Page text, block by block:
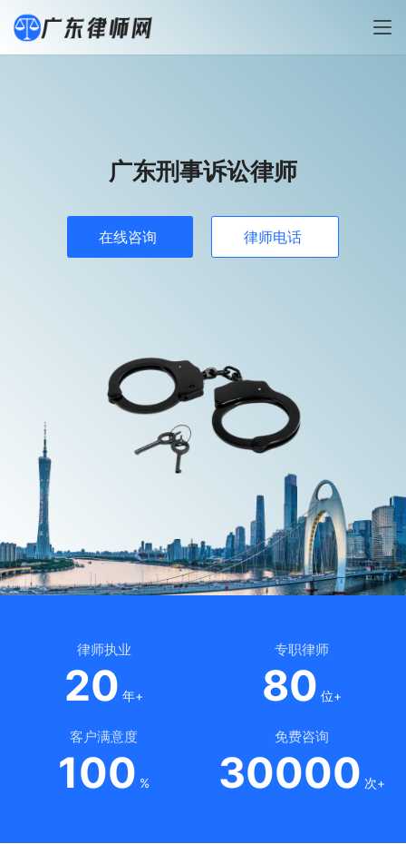
广东刑事诉讼律师
在线咨询 律师电话
律师执业
20 年+
专职律师
80 位+
客户满意度
100 %
免费咨询
30000 次+